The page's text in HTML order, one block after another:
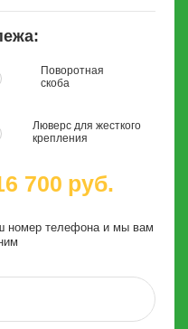
Поворотная
скоба
Люверс для жесткого
крепления
700 руб.
номер телефона и мы вам